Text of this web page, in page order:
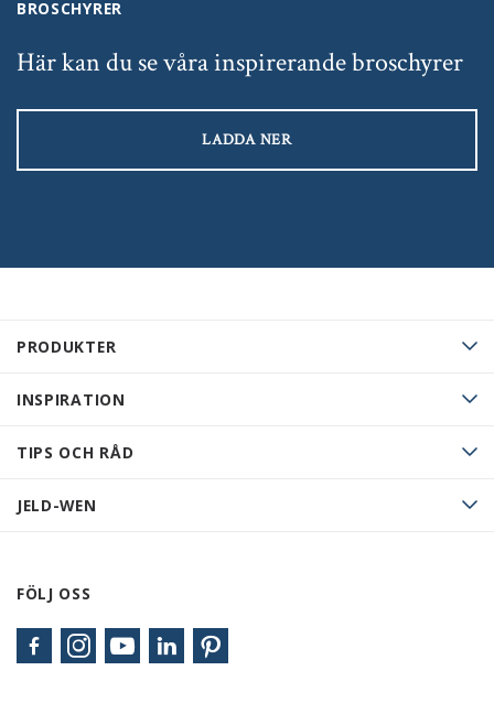
PRODUKTER
INSPIRATION
TIPS OCH RÅD
JELD-WEN
FÖLJ OSS
BROSCHYRER
Här kan du se våra inspirerande broschyrer
LADDA NER